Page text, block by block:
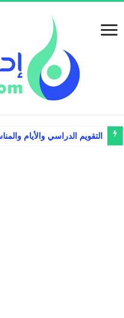
التقويم الدراسي والأيام والمناسبات